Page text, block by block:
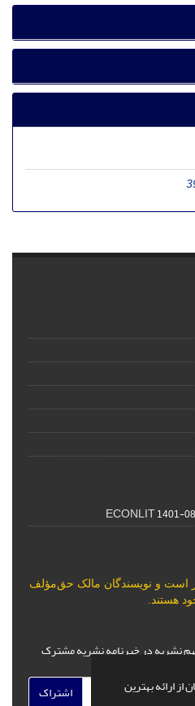
ارائه بهترین
1401-
است و نویسندگان مالک حق‌مؤلف
هستند.
نشریه در خبرنامه نشریه مشترک
اشتراک